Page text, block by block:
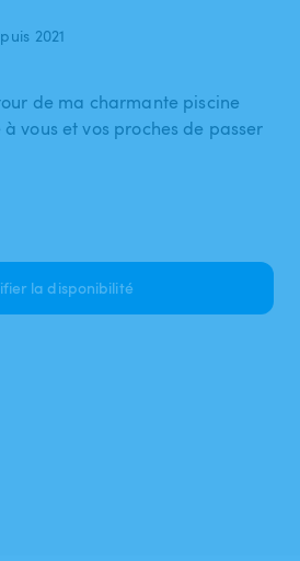
2021
de ma charmante piscine
vous et vos proches de passer
la disponibilité